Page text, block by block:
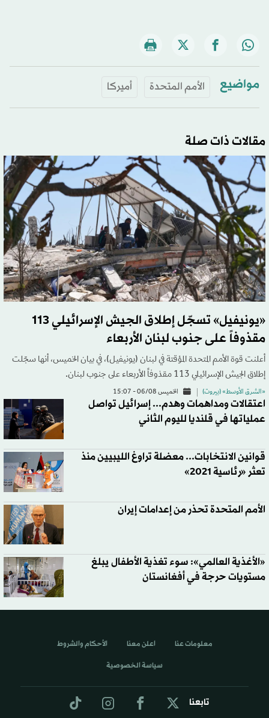
مواضيع الأمم المتحدة أميركا
مقالات ذات صلة
«يونيفيل» تسجّل إطلاق الجيش الإسرائيلي 113
مقذوفاً على جنوب لبنان الأربعاء
أعلنت قوة الأمم المتحدة المؤقتة في لبنان (يونيفيل)، في بيان الخميس، أنها سجّلت
إطلاق الجيش الإسرائيلي 113 مقذوفاً الأربعاء على جنوب لبنان.
«الشرق الأوسط» (بيروت) الخميس 06/08 - 15:07
اعتقالات ومداهمات وهدم... إسرائيل تواصل
عملياتها في قلنديا لليوم الثاني
قوانين الانتخابات... معضلة تراوغ الليبيين منذ
تعثر «رئاسية 2021»
الأمم المتحدة تحذر من إعدامات إيران
«الأغذية العالمي»: سوء تغذية الأطفال يبلغ
مستويات حرجة في أفغانستان
تابعنا
معلومات عنا اعلن معنا الأحكام والشروط
سياسة الخصوصية